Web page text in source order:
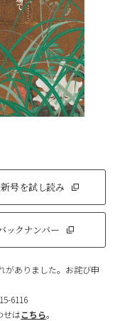
号を試し読み
ックナンバー
がありました。お詫び申
6116
せはこちら。